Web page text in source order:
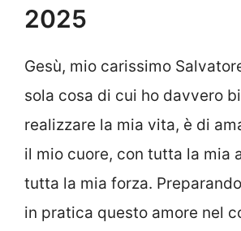
2025
Gesù, mio carissimo
sola cosa di cui ho davvero
realizzare la mia vita, è di
il mio cuore, con tutta la mia
tutta la mia forza.
in pratica questo amore nel